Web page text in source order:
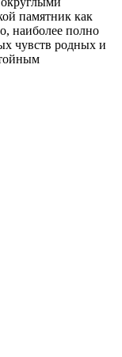
памятник как
наиболее полно
чувств родных и